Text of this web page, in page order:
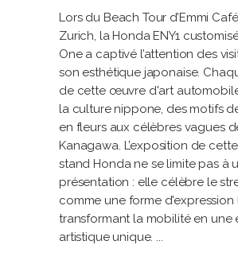
Lors du Beach Tour d’Emmi
Zurich, la Honda ENY1
One a captivé l’attention des
son esthétique japonaise.
de cette œuvre d'art
la culture nippone, des motifs
en fleurs aux célèbres vagues
Kanagawa. L’exposition de
stand Honda ne se limite pas à
présentation : elle célèbre le
comme une forme d'expression
transformant la mobilité en une
artistique unique.